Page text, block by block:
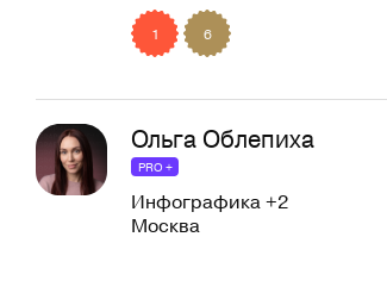
1 6
Ольга Облепиха
PRO +
Инфографика+2
Москва